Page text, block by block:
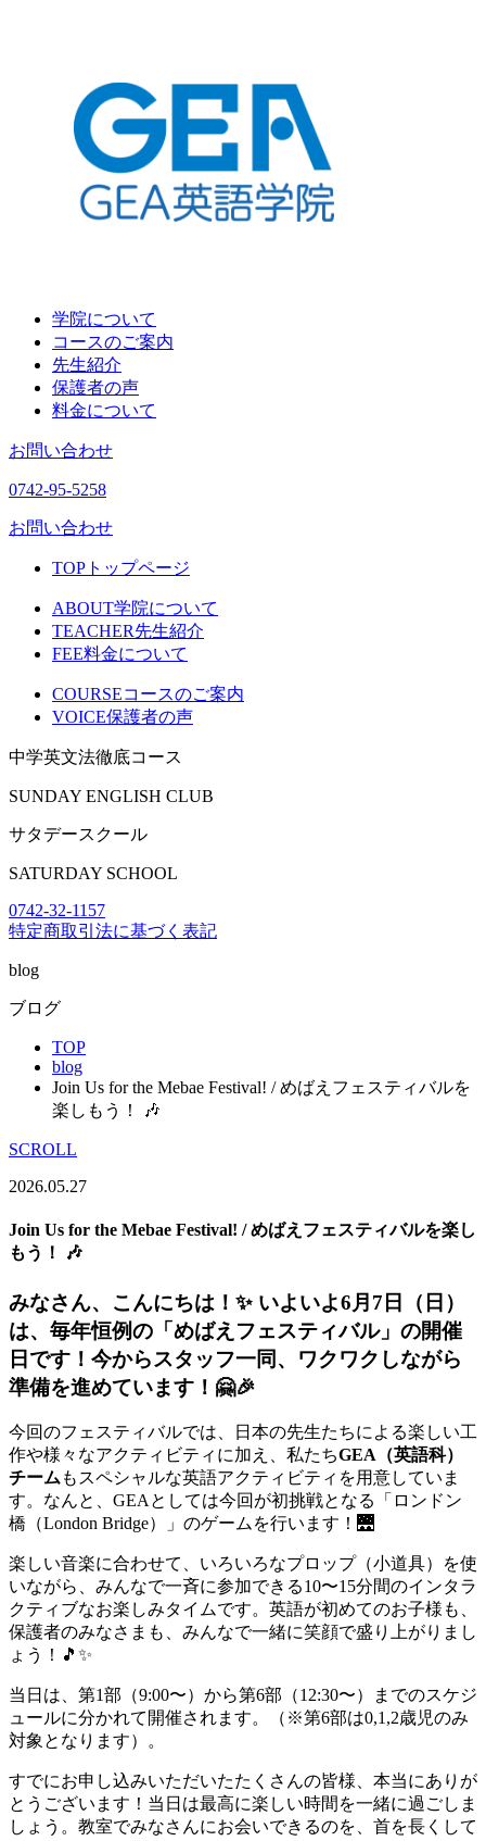
学院について
コースのご案内
先生紹介
保護者の声
料金について
お問い合わせ
0742-95-5258
お問い合わせ
TOP トップページ
ABOUT学院について
TEACHER先生紹介
FEE料金について
COURSEコースのご案内
VOICE保護者の声
中学英文法徹底コース
SUNDAY ENGLISH CLUB
サタデースクール
SATURDAY SCHOOL
0742-32-1157
特定商取引法に基づく表記
blog
ブログ
TOP
blog
Join Us for the Mebae Festival! / めばえフェスティバルを
楽しもう！ 🎶
SCROLL
2026.05.27
Join Us for the Mebae Festival! / めばえフェスティバルを楽し
もう！ 🎶
みなさん、こんにちは！✨ いよいよ6月7日（日）
は、毎年恒例の「めばえフェスティバル」の開催
日です！今からスタッフ一同、ワクワクしながら
準備を進めています！🤗🎉
今回のフェスティバルでは、日本の先生たちによる楽しい工
作や様々なアクティビティに加え、私たちGEA（英語科）
チーム もスペシャルな英語アクティビティを用意していま
す。なんと、GEAとしては今回が初挑戦となる「ロンドン
橋（London Bridge）」のゲームを行います！🌉
楽しい音楽に合わせて、いろいろなプロップ（小道具）を使
いながら、みんなで一斉に参加できる10〜15分間のインタラ
クティブなお楽しみタイムです。英語が初めてのお子様も、
保護者のみなさまも、みんなで一緒に笑顔で盛り上がりまし
ょう！🎵✨
当日は、第1部（9:00〜）から第6部（12:30〜）までのスケジ
ュールに分かれて開催されます。（※第6部は0,1,2歳児のみ
対象となります）。
すでにお申し込みいただいたたくさんの皆様、本当にありが
とうございます！当日は最高に楽しい時間を一緒に過ごしま
しょう。教室でみなさんにお会いできるのを、首を長くして